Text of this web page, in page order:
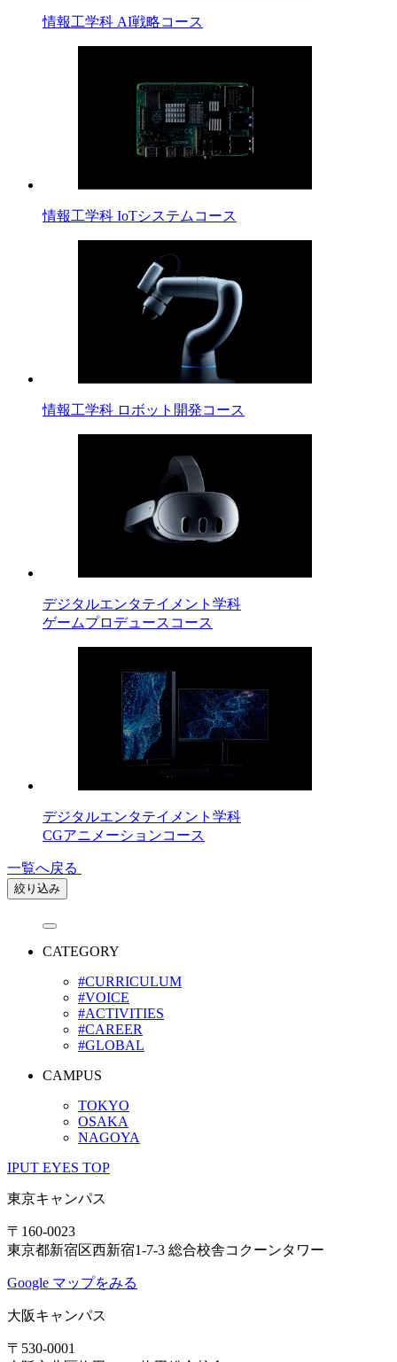
情報工学科 AI戦略コース
情報工学科 IoTシステムコース
情報工学科 ロボット開発コース
デジタルエンタテイメント学科
ゲームプロデュースコース
デジタルエンタテイメント学科
CGアニメーションコース
一覧へ戻る
絞り込み
CATEGORY
#CURRICULUM
#VOICE
#ACTIVITIES
#CAREER
#GLOBAL
CAMPUS
TOKYO
OSAKA
NAGOYA
IPUT EYES TOP
東京キャンパス
〒160-0023
東京都新宿区西新宿1-7-3 総合校舎コクーンタワー
Google マップをみる
大阪キャンパス
〒530-0001